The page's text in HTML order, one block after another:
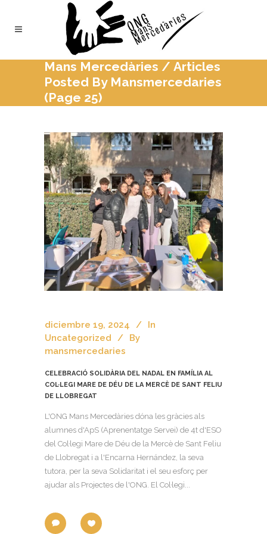
Mans Mercedàries / Articles
Posted By Mansmercedaries
(Page 25)
diciembre 19, 2024
In
Uncategorized
By
mansmercedaries
CELEBRACIÓ SOLIDÀRIA DEL NADAL EN FAMÍLIA AL
COL·LEGI MARE DE DÉU DE LA MERCÈ DE SANT FELIU
DE LLOBREGAT
L'ONG Mans Mercedàries dóna les gràcies als
alumnes d'ApS (Aprenentatge Servei) de 4t d'ESO
del Col·legi Mare de Déu de la Mercè de Sant Feliu
de Llobregat i a l'Encarna Hernández, la seva
tutora, per la seva Solidaritat i el seu esforç per
ajudar als Projectes de l'ONG. El Col·legi...